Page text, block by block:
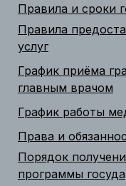
Правила и сроки
Правила
услуг
График приёма
главным врачом
График работы
Права и
Порядок
программы